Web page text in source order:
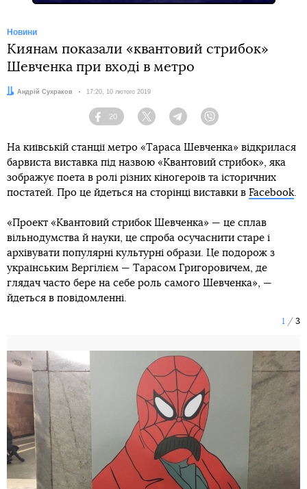
Новини
Киянам показали «квантовий стрибок»
Шевченка при вході в метро
Автор:
Андрій Сухраков Дата:
17:20, 10 лютого 2019
Facebook
20
Twitter TelegramViber
На київській станції метро «Тараса Шевченка» відкрилася
барвиста виставка під назвою «Квантовий стрибок», яка
зображує поета в ролі різних кіногероїв та історичних
постатей. Про це йдеться на сторінці виставки в Facebook.
«Проект «Квантовий стрибок Шевченка» — це сплав
вільнодумства й науки, це спроба осучаснити старе і
архівувати популярні культурні образи. Це подорож з
українським Вергілієм — Тарасом Григоровичем, де
глядач часто бере на себе роль самого Шевченка», —
йдеться в повідомленні.
1 3